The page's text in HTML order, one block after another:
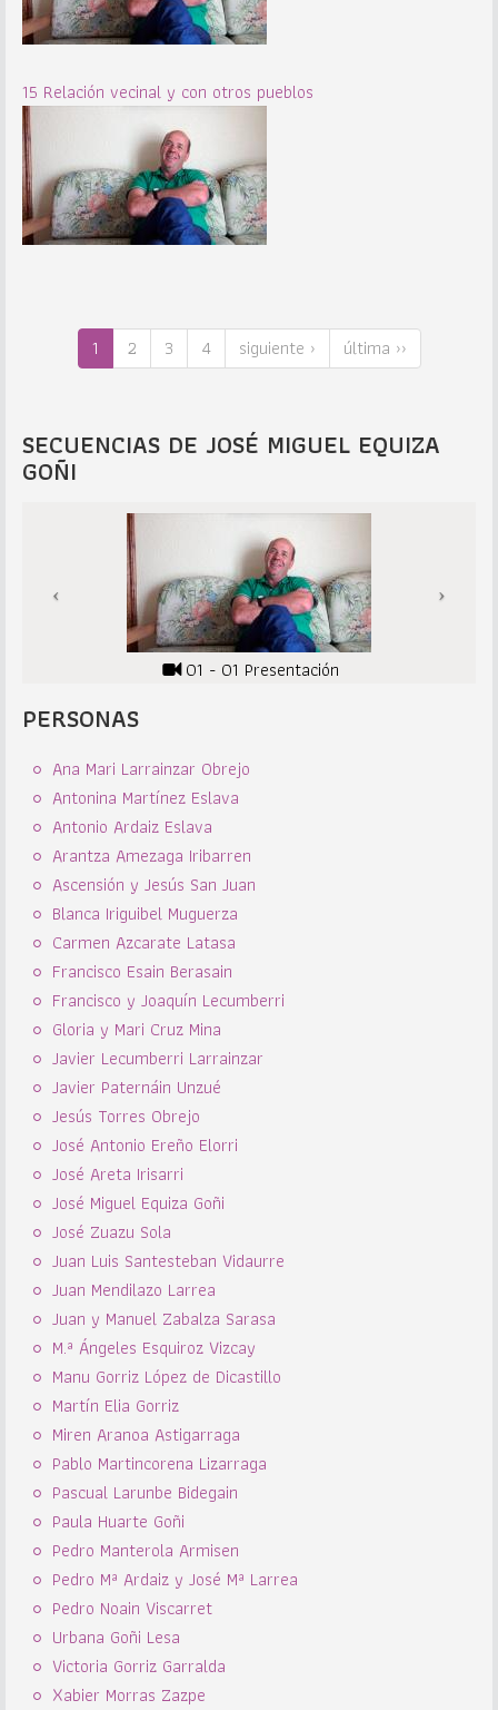
15 Relación vecinal y con otros pueblos
1 2 3 4 siguiente › última ››
SECUENCIAS DE JOSÉ MIGUEL EQUIZA
GOÑI
01 - 01 Presentación
PERSONAS
Ana Mari Larrainzar Obrejo
Antonina Martínez Eslava
Antonio Ardaiz Eslava
Arantza Amezaga Iribarren
Ascensión y Jesús San Juan
Blanca Iriguibel Muguerza
Carmen Azcarate Latasa
Francisco Esain Berasain
Francisco y Joaquín Lecumberri
Gloria y Mari Cruz Mina
Javier Lecumberri Larrainzar
Javier Paternáin Unzué
Jesús Torres Obrejo
José Antonio Ereño Elorri
José Areta Irisarri
José Miguel Equiza Goñi
José Zuazu Sola
Juan Luis Santesteban Vidaurre
Juan Mendilazo Larrea
Juan y Manuel Zabalza Sarasa
M.ª Ángeles Esquiroz Vizcay
Manu Gorriz López de Dicastillo
Martín Elia Gorriz
Miren Aranoa Astigarraga
Pablo Martincorena Lizarraga
Pascual Larunbe Bidegain
Paula Huarte Goñi
Pedro Manterola Armisen
Pedro Mª Ardaiz y José Mª Larrea
Pedro Noain Viscarret
Urbana Goñi Lesa
Victoria Gorriz Garralda
Xabier Morras Zazpe